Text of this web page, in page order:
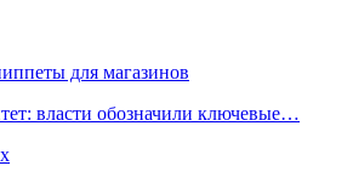
для магазинов
власти обозначили ключевые…